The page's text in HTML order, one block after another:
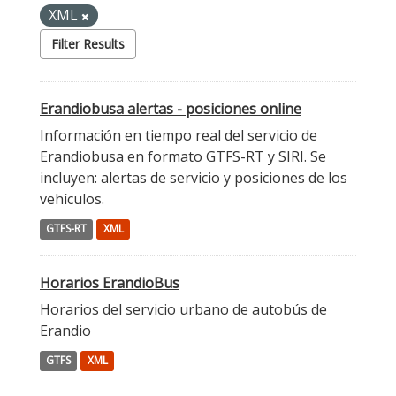
XML
Filter Results
Erandiobusa alertas - posiciones online
Información en tiempo real del servicio de
Erandiobusa en formato GTFS-RT y SIRI. Se
incluyen: alertas de servicio y posiciones de los
vehículos.
GTFS-RT XML
Horarios ErandioBus
Horarios del servicio urbano de autobús de
Erandio
GTFS XML